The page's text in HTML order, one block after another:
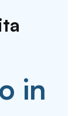
in